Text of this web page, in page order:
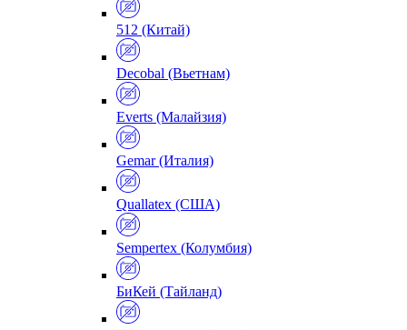
512 (Китай)
Decobal (Вьетнам)
Everts (Малайзия)
Gemar (Италия)
Quallatex (США)
Sempertex (Колумбия)
БиКей (Тайланд)